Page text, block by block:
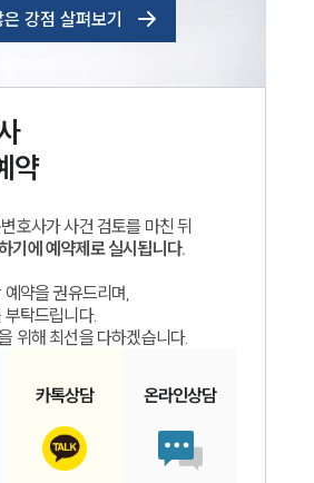
은 강점 살펴보기
약
호사가 사건 검토를 마친 뒤
기에 예약제로 실시됩니다.
약을 권유드리며,
부탁드립니다.
위해 최선을 다하겠습니다.
카톡상담 온라인상담